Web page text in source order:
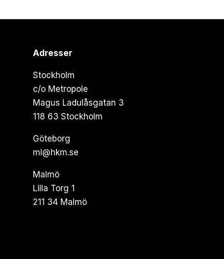
Adresser
Stockholm
c/o Metropole
Magus Ladulåsgatan 3
118 63 Stockholm
Göteborg
ml@hkm.se
Malmö
Lilla Torg 1
211 34 Malmö